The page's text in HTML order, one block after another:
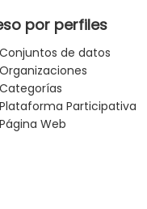
por perfiles
Conjuntos de datos
Organizaciones
Categorías
Plataforma Participativa
Página Web